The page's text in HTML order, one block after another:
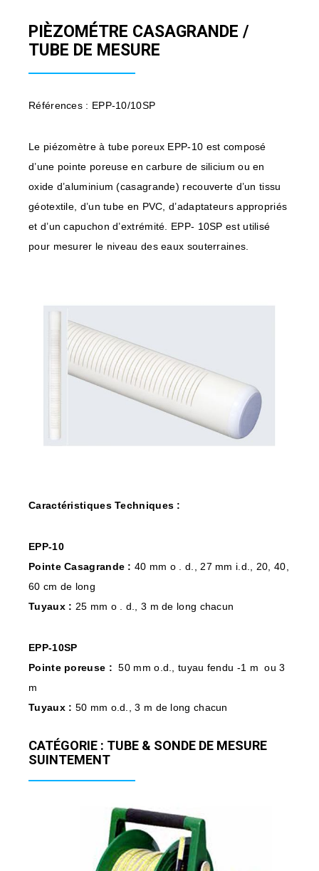
PIÈZOMÉTRE CASAGRANDE /
TUBE DE MESURE
Références : EPP-10/10SP
Le piézomètre à tube poreux EPP-10 est composé
d’une pointe poreuse en carbure de silicium ou en
oxide d’aluminium (casagrande) recouverte d’un tissu
géotextile, d’un tube en PVC, d’adaptateurs appropriés
et d’un capuchon d’extrémité. EPP- 10SP est utilisé
pour mesurer le niveau des eaux souterraines.
Caractéristiques Techniques :
EPP-10
Pointe Casagrande : 40 mm o . d., 27 mm i.d., 20, 40,
60 cm de long
Tuyaux : 25 mm o . d., 3 m de long chacun
EPP-10SP
Pointe poreuse : 50 mm o.d., tuyau fendu -1 m ou 3
m
Tuyaux : 50 mm o.d., 3 m de long chacun
CATÉGORIE : TUBE & SONDE DE MESURE
SUINTEMENT